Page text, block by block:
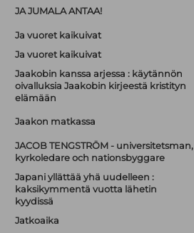
JA JUMALA ANTAA!
Ja vuoret kaikuivat
Ja vuoret kaikuivat
Jaakobin kanssa arjessa : käytännön
oivalluksia Jaakobin kirjeestä kristityn
elämään
Jaakon matkassa
JACOB TENGSTRÖM - universitetsman,
kyrkoledare och nationsbyggare
Japani yllättää yhä uudelleen :
kaksikymmentä vuotta lähetin
kyydissä
Jatkoaika